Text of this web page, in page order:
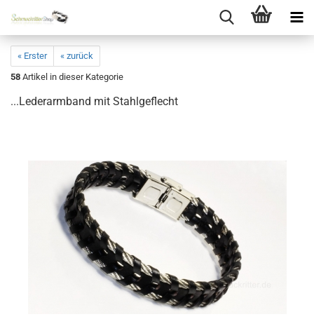
« Erster
« zurück
58 Artikel in dieser Kategorie
...Lederarmband mit Stahlgeflecht